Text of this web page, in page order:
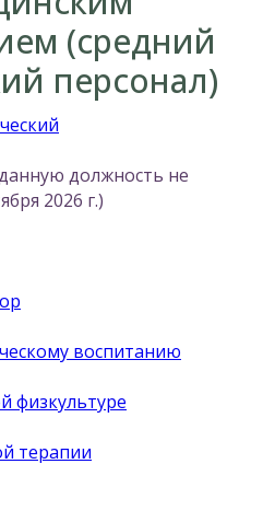
(средний
персонал)
должность не
2026 г.)
воспитанию
физкультуре
терапии